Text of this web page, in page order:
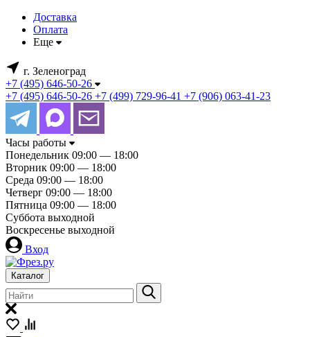
Доставка
Оплата
Еще
г. Зеленоград
+7 (495) 646-50-26
+7 (495) 646-50-26 +7 (499) 729-96-41 +7 (906) 063-41-23
Часы работы
Понедельник 09:00 — 18:00
Вторник 09:00 — 18:00
Среда 09:00 — 18:00
Четверг 09:00 — 18:00
Пятница 09:00 — 18:00
Суббота выходной
Воскресенье выходной
Вход
Каталог